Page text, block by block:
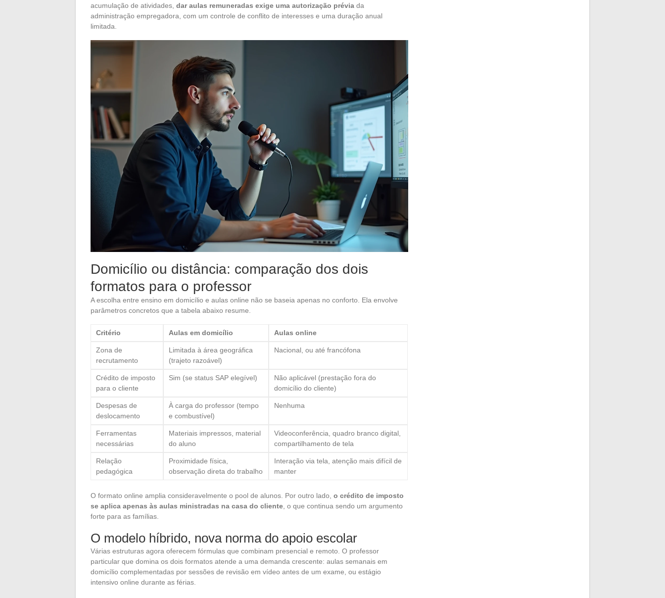
acumulação de atividades, dar aulas remuneradas exige uma autorização prévia da
administração empregadora, com um controle de conflito de interesses e uma duração anual
limitada.
Domicílio ou distância: comparação dos dois
formatos para o professor
A escolha entre ensino em domicílio e aulas online não se baseia apenas no conforto. Ela envolve
parâmetros concretos que a tabela abaixo resume.
Critério Aulas em domicílio Aulas online
Zona de
recrutamento
Limitada à área geográfica
(trajeto razoável)
Nacional, ou até francófona
Crédito de imposto
para o cliente
Sim (se status SAP elegível)
Não aplicável (prestação fora do
domicílio do cliente)
Despesas de
deslocamento
À carga do professor (tempo
e combustível)
Nenhuma
Ferramentas
necessárias
Materiais impressos, material
do aluno
Videoconferência, quadro branco digital,
compartilhamento de tela
Relação
pedagógica
Proximidade física,
observação direta do trabalho
Interação via tela, atenção mais difícil de
manter
O formato online amplia consideravelmente o pool de alunos. Por outro lado, o crédito de imposto
se aplica apenas às aulas ministradas na casa do cliente , o que continua sendo um argumento
forte para as famílias.
O modelo híbrido, nova norma do apoio escolar
Várias estruturas agora oferecem fórmulas que combinam presencial e remoto. O professor
particular que domina os dois formatos atende a uma demanda crescente: aulas semanais em
domicílio complementadas por sessões de revisão em vídeo antes de um exame, ou estágio
intensivo online durante as férias.